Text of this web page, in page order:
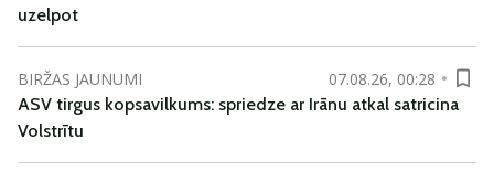
uzelpot
BIRŽAS JAUNUMI
07.08.26, 00:28
ASV tirgus kopsavilkums: spriedze ar Irānu atkal satricina
Volstrītu